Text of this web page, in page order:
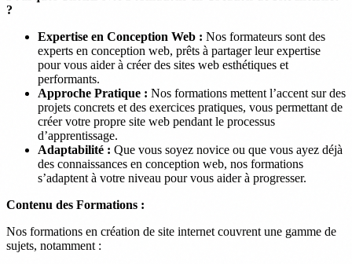
?
Expertise en Conception Web : Nos formateurs sont des
experts en conception web, prêts à partager leur expertise
pour vous aider à créer des sites web esthétiques et
performants.
Approche Pratique : Nos formations mettent l’accent sur des
projets concrets et des exercices pratiques, vous permettant de
créer votre propre site web pendant le processus
d’apprentissage.
Adaptabilité : Que vous soyez novice ou que vous ayez déjà
des connaissances en conception web, nos formations
s’adaptent à votre niveau pour vous aider à progresser.
Contenu des Formations :
Nos formations en création de site internet couvrent une gamme de
sujets, notamment :